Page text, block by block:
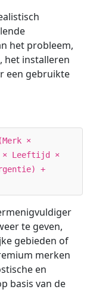
het probleem,
het installeren
een gebruikte
×
× Leeftijd ×
+
te geven,
gebieden of
merken
en
basis van de